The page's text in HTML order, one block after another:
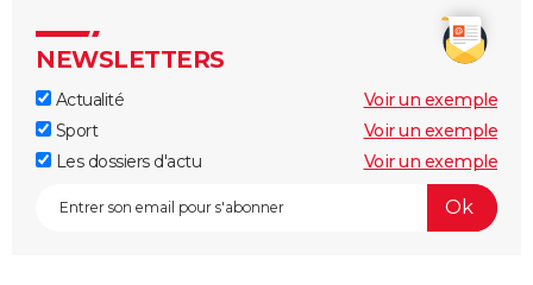
NEWSLETTERS
Actualité
Voir un exemple
Sport
Voir un exemple
Les dossiers d'actu
Voir un exemple